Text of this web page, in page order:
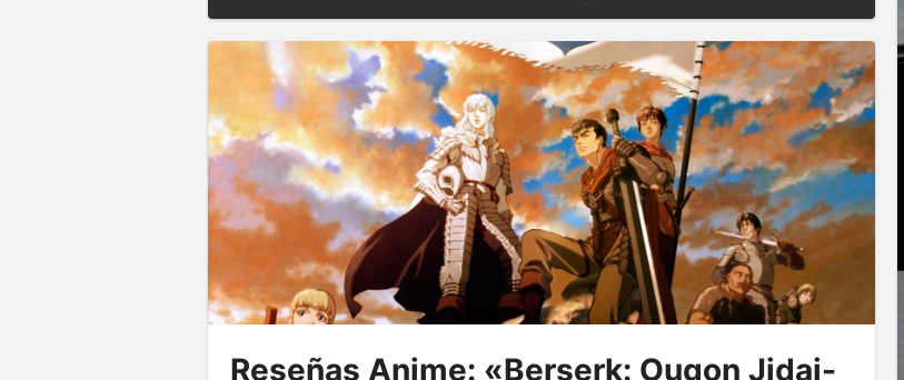
Reseñas Anime: «Berserk: Ougon Jidai-